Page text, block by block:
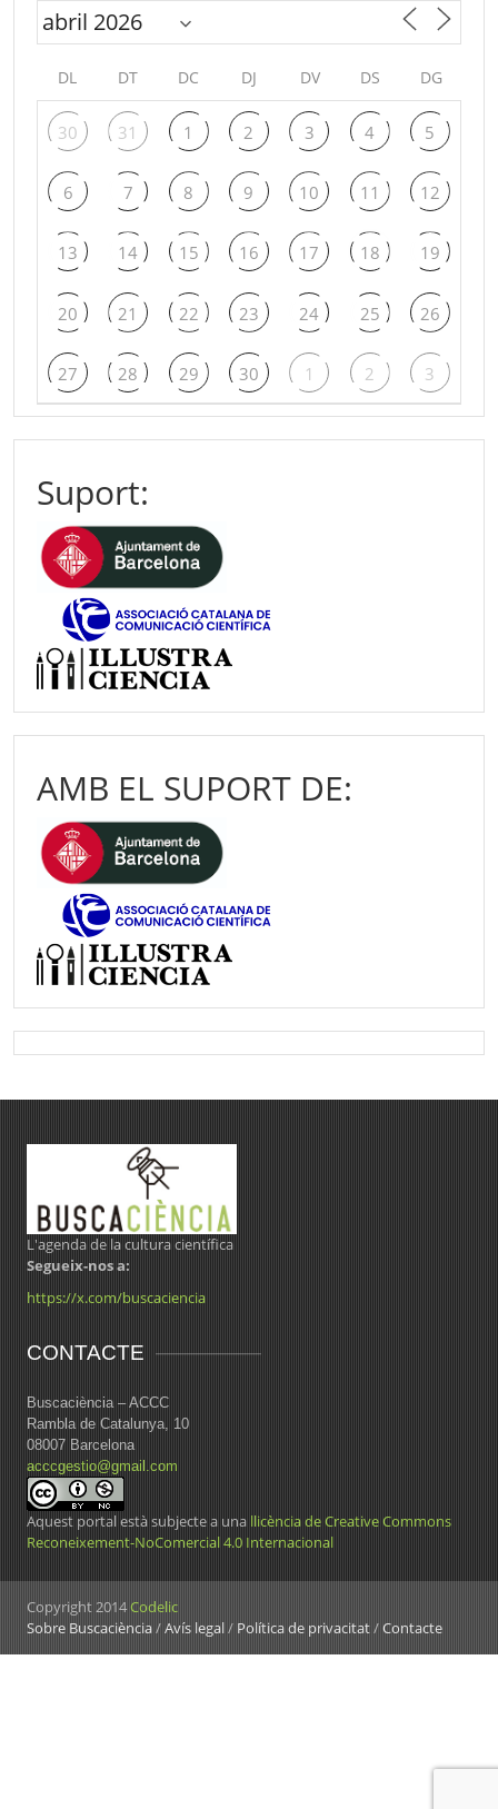
DL DT DC DJ DV DS DG
30 31 1 2 3 4 5
6 7 8 9 10 11 12
13 14 15 16 17 18 19
20 21 22 23 24 25 26
27 28 29 30 1 2 3
Suport:
AMB EL SUPORT DE:
L'agenda de la cultura científica
Segueix-nos a:
https://x.com/buscaciencia
CONTACTE
Buscaciència – ACCC
Rambla de Catalunya, 10
08007 Barcelona
acccgestio@gmail.com
Aquest portal està subjecte a una llicència de Creative Commons
Reconeixement-NoComercial 4.0 Internacional
Copyright 2014Codelic
Sobre Buscaciència/Avís legal/ Política de privacitat/Contacte